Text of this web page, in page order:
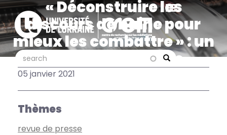
Aller
au
contenu
principal
Search
search search
« Déconstruire les
discours de haine pour
mieux les combattre » : un
article de Béatrice
Fracchiolla pour The
Conversation France
05 janvier 2021
Thèmes
revue de presse